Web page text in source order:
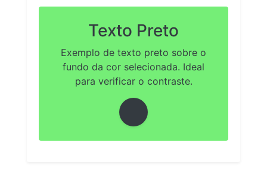
Texto Preto
Exemplo de texto preto sobre o
fundo da cor selecionada. Ideal
para verificar o contraste.